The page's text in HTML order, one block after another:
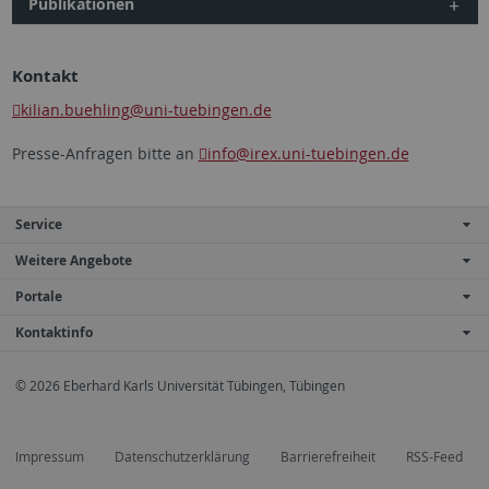
Kontakt
kilian.buehling@uni-tuebingen.de
Presse-Anfragen bitte an info@irex.uni-tuebingen.de
Service
Weitere Angebote
Portale
Kontaktinfo
© 2026 Eberhard Karls Universität Tübingen, Tübingen
Impressum Datenschutzerklärung Barrierefreiheit RSS-Feed